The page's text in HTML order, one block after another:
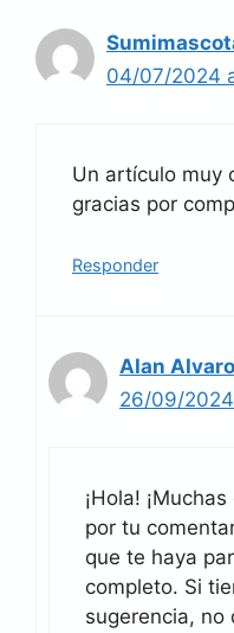
04/07/2024
Un artículo muy
gracias por
Responder
AIan
26/09/
¡Hola!
por tu
que te haya
completo. Si
sugerencia, no